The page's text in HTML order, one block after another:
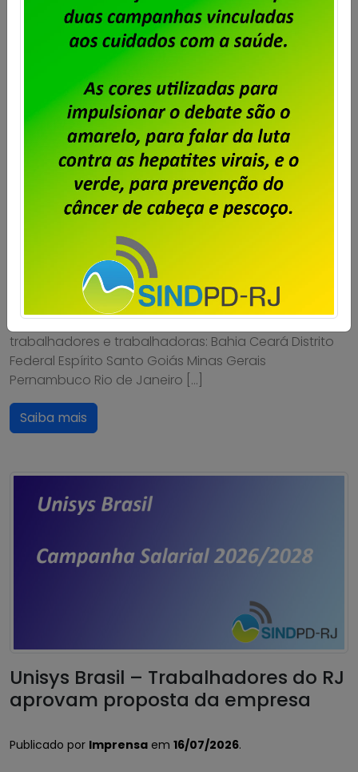
Unisys Brasil – Proposta da
empresa é aprovada e campanha
salarial é encerrada
Publicado porImprensaem23/07/2026.
trabalhadoras da Unisys Brasil está encerrada, com a
aprovação, em assembleias realizadas pelos
estados, da proposta apresentada pela empresa.
Confira os estados que aprovaram a proposta,
através de assembleias realizadas com os
trabalhadores e trabalhadoras: Bahia Ceará Distrito
Federal Espírito Santo Goiás Minas Gerais
Pernambuco Rio de Janeiro […]
Saiba mais
Unisys Brasil – Trabalhadores do RJ
aprovam proposta da empresa
Publicado por Imprensa em 16/07/2026.